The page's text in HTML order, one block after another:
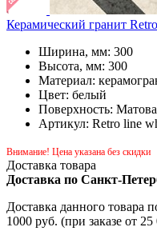
Керамический гранит
Ширина, мм: 300
Высота, мм: 300
Материал:
Цвет: белый
Поверхность:
Артикул: Retro line
Внимание! Цена указана без скидки
Доставка товара
Доставка по Санкт-
Доставка данного товара
1000 руб. (при заказе от